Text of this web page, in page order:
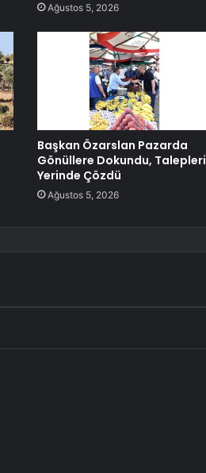
Ağustos 5, 2026
Başkan Özarslan Pazarda
Gönüllere Dokundu, Talepleri
Yerinde Çözdü
Ağustos 5, 2026